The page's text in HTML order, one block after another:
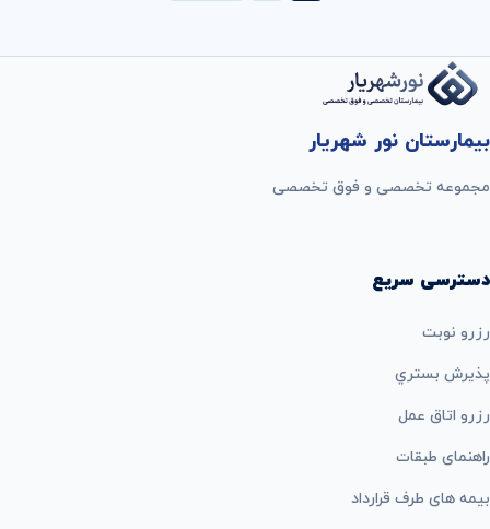
بیمارستان نور شهریار
مجموعه تخصصی و فوق تخصصی
دسترسی سریع
رزرو نوبت
پذيرش بستري
رزرو اتاق عمل
راهنمای طبقات
بيمه های طرف قرارداد